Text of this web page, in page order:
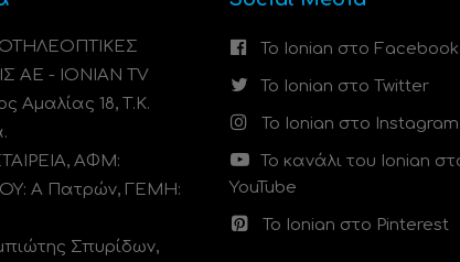
ΑΕ - IONIAN TV
Αμαλίας 18, Τ.Κ.
ΑΦΜ:
A Πατρών, ΓΕΜΗ:
Σπυρίδων,
Το Ionian στο Facebook
Το Ionian στο Twitter
Το Ionian στο Instagram
Το κανάλι του Ionian
YouTube
Το Ionian στο Pinterest